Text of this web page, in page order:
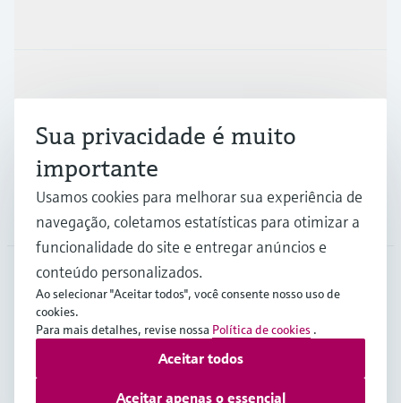
Suporte
BRA•Português
Copyright © Endress+Hauser Group Services AG
Termos de Utilização
Proteção de dados
Sua privacidade é muito
importante
Usamos cookies para melhorar sua experiência de
navegação, coletamos estatísticas para otimizar a
funcionalidade do site e entregar anúncios e
conteúdo personalizados.
Ao selecionar "Aceitar todos", você consente nosso uso de
cookies.
Para mais detalhes, revise nossa Política de cookies .
Aceitar apenas o essencial
Aceitar todos